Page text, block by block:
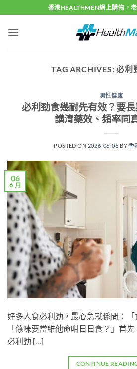
to
content
香港HEALTHMEN網上購物，
TAG ARCHIVES:必利
男性健康
必利勁食幾耐先有效？要
講清藥效、頻率同
POSTED ON 2026-06-06 BY 香
06
6 月
好多人食必利勁，最心急就係問：「
「係咪要當維他命咁日日食？」首
必利勁 […]
CONTINUE